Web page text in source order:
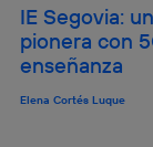
IE Segovia:
pionera con
enseñanza
Elena Cortés Luque